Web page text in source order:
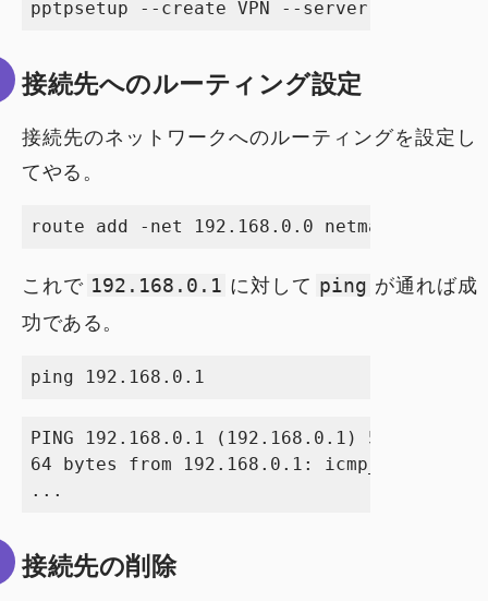
接続先へのルーティング設定
接続先のネットワークへのルーティングを設定し
てやる。
これで 192.168.0.1 に対して ping が通れば成
功である。
PING 192.168.0.1 (192.168.0.1) 56(84)
64 bytes from 192.168.0.1: icmp_req=1
接続先の削除